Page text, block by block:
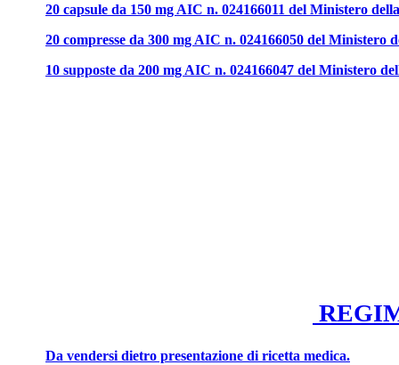
20 capsule da 150 mg AIC n. 024166011 del Ministero
20 compresse da 300 mg AIC n. 024166050 del Ministero
10 supposte da 200 mg AIC n. 024166047 del Ministero
Da vendersi dietro presentazione di ricetta medica.